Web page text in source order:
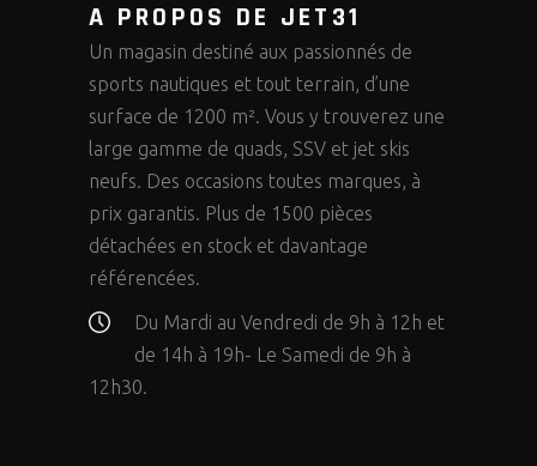
A PROPOS DE JET31
Un magasin destiné aux passionnés de
sports nautiques et tout terrain, d’une
surface de 1200 m². Vous y trouverez une
large gamme de quads, SSV et jet skis
neufs. Des occasions toutes marques, à
prix garantis. Plus de 1500 pièces
détachées en stock et davantage
référencées.
Du Mardi au Vendredi de 9h à 12h et
de 14h à 19h- Le Samedi de 9h à
12h30.